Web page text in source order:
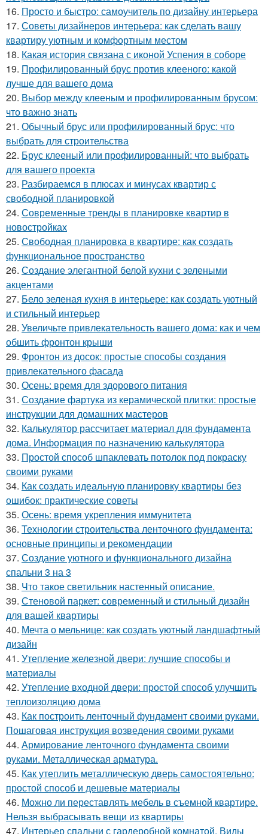
16. Просто и быстро: самоучитель по дизайну интерьера
17. Советы дизайнеров интерьера: как сделать вашу
квартиру уютным и комфортным местом
18. Какая история связана с иконой Успения в соборе
19. Профилированный брус против клееного: какой
лучше для вашего дома
20. Выбор между клееным и профилированным брусом:
что важно знать
21. Обычный брус или профилированный брус: что
выбрать для строительства
22. Брус клееный или профилированный: что выбрать
для вашего проекта
23. Разбираемся в плюсах и минусах квартир с
свободной планировкой
24. Современные тренды в планировке квартир в
новостройках
25. Свободная планировка в квартире: как создать
функциональное пространство
26. Создание элегантной белой кухни с зелеными
акцентами
27. Бело зеленая кухня в интерьере: как создать уютный
и стильный интерьер
28. Увеличьте привлекательность вашего дома: как и чем
обшить фронтон крыши
29. Фронтон из досок: простые способы создания
привлекательного фасада
30. Осень: время для здорового питания
31. Создание фартука из керамической плитки: простые
инструкции для домашних мастеров
32. Калькулятор рассчитает материал для фундамента
дома. Информация по назначению калькулятора
33. Простой способ шпаклевать потолок под покраску
своими руками
34. Как создать идеальную планировку квартиры без
ошибок: практические советы
35. Осень: время укрепления иммунитета
36. Технологии строительства ленточного фундамента:
основные принципы и рекомендации
37. Создание уютного и функционального дизайна
спальни 3 на 3
38. Что такое светильник настенный описание.
39. Стеновой паркет: современный и стильный дизайн
для вашей квартиры
40. Мечта о мельнице: как создать уютный ландшафтный
дизайн
41. Утепление железной двери: лучшие способы и
материалы
42. Утепление входной двери: простой способ улучшить
теплоизоляцию дома
43. Как построить ленточный фундамент своими руками.
Пошаговая инструкция возведения своими руками
44. Армирование ленточного фундамента своими
руками. Металлическая арматура.
45. Как утеплить металлическую дверь самостоятельно:
простой способ и дешевые материалы
46. Можно ли переставлять мебель в съемной квартире.
Нельзя выбрасывать вещи из квартиры
47. Интерьер спальни с гардеробной комнатой. Виды